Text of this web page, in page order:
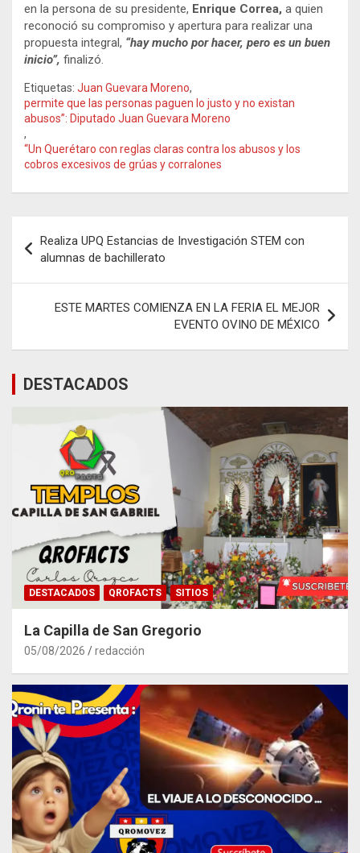
en la persona de su presidente, Enrique Correa, a quien
reconoció su compromiso y apertura para realizar una
propuesta integral, “hay mucho por hacer, pero es un buen
inicio”, finalizó.
Etiquetas: Juan Guevara Moreno,
permite que las personas paguen lo justo y no existan
abusos”: Diputado Juan Guevara Moreno
,
“Un Querétaro con reglas claras contra los abusos y los
cobros excesivos de grúas y corralones
de
entradas
Realiza UPQ Estancias de Investigación STEM con
alumnas de bachillerato
ESTE MARTES COMIENZA EN LA FERIA EL MEJOR
EVENTO OVINO DE MÉXICO
DESTACADOS
DESTACADOS QROFACTS SITIOS
La Capilla de San Gregorio
05/08/2026 redacción